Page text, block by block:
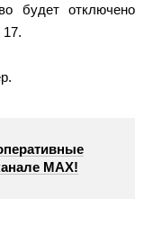
будет отключено
17.
МАХ!